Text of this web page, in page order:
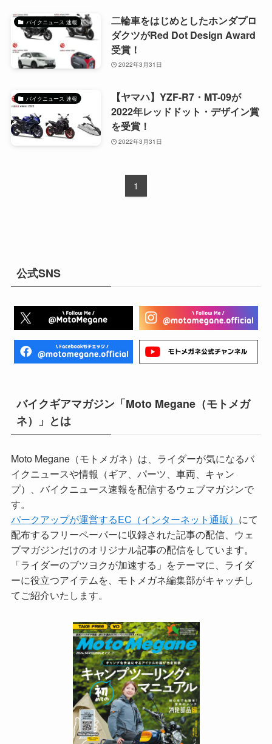
バイクニュース 速報
二輪車をはじめとしたホンダプロ
ダクツがRed Dot Design Award
受賞！
2022年3月31日
バイクニュース 速報
【ヤマハ】YZF-R7・MT-09が
2022年レッドドット・デザイン賞
を受賞！
2022年3月31日
1
公式SNS
バイクギアマガジン「Moto Megane（モトメガ
ネ）」とは
Moto Megane（モトメガネ）は、ライダーが気になるバ
イクニュースや情報（ギア、パーツ、車両、キャン
プ）、バイクニュース速報を配信するウェブマガジンで
す。
パークアップが運営するEC（インターネット通販） にて
配布するフリーペーパーに収録された記事の配信、ウェ
ブマガジンだけのオリジナル記事の配信をしています。
「ライダーのブツヨクが加速する」をテーマに、ライダ
ーに役立つアイテムを、モトメガネ編集部がキャッチし
てご紹介いたします。